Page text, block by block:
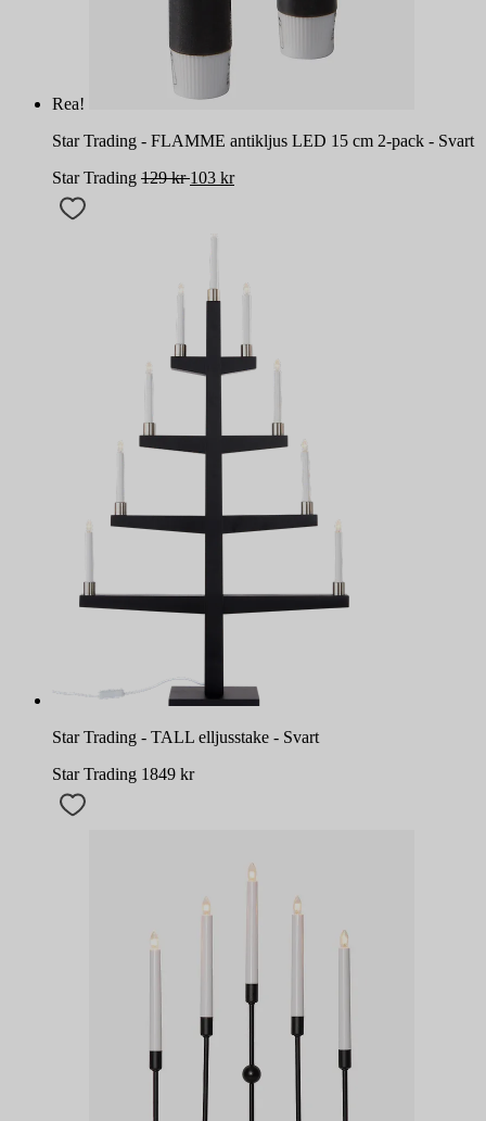
Rea!
Star Trading - FLAMME antikljus LED 15 cm 2-pack - Svart
Star Trading 129kr 103 kr
Star Trading - TALL elljusstake - Svart
Star Trading 1849 kr